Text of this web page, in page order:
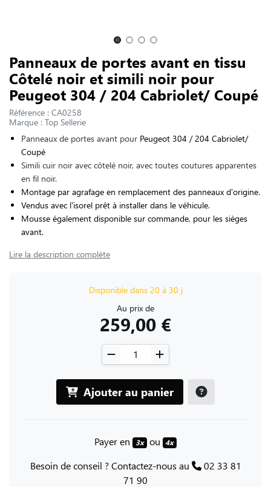
Panneaux de portes avant en tissu
Côtelé noir et simili noir pour
Peugeot 304 / 204 Cabriolet/ Coupé
Référence : CA0258
Marque : Top Sellerie
Panneaux de portes avant pour Peugeot 304 / 204 Cabriolet/
Coupé
Simili cuir noir avec côtelé noir, avec toutes coutures apparentes
en fil noir.
Montage par agrafage en remplacement des panneaux d'origine.
Vendus avec l'isorel prêt à installer dans le véhicule.
Mousse également disponible sur commande, pour les sièges
avant.
Lire la description complète
Disponible dans 20 à 30 j
Au prix de
259,00 €
Ajouter au panier
Payer en 3x ou 4x
Besoin de conseil ? Contactez-nous au
02 33 81
71 90